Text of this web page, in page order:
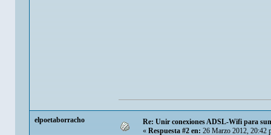
elpoetaborracho
Re: Unir conexiones ADSL-Wifi para
«Respuesta #2 en:26 Marzo 2012, 20:42